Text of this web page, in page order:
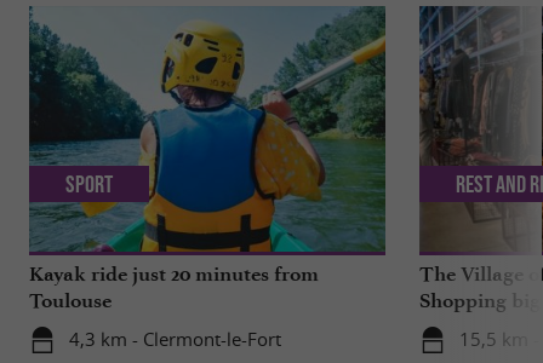
Kayak ride just 20 minutes from
Toulouse
4,3 km - Clermont-le-Fort
Sport
The Village
Shopping
15,5 km
Rest and